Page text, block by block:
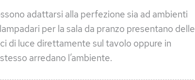
adattarsi alla perfezione sia ad ambienti
per la sala da pranzo presentano delle
di luce direttamente sul tavolo oppure in
arredano l’ambiente.